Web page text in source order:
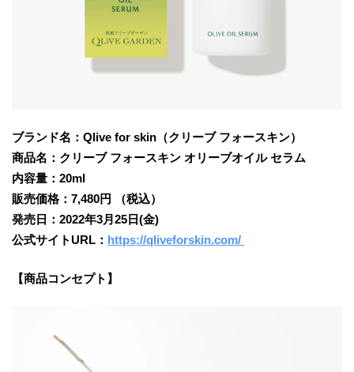
ブランド名：Qlive for skin（クリーブ フォースキン）
商品名：クリーブ フォースキン オリーブオイル セラム
内容量：20ml
販売価格：7,480円 （税込）
発売日：2022年3月25日(金)
公式サイトURL： https://qliveforskin.com/
【商品コンセプト】